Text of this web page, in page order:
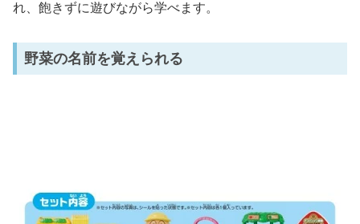
れ、飽きずに遊びながら学べます​。
野菜の名前を覚えられる